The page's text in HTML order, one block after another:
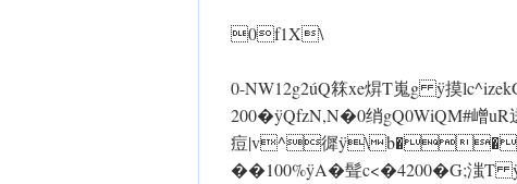
0f1X\
0-N W12g2úQ箖xe焺 T嵬g ÿ摸
200� ÿQfzN,N�0绡
痘|v^徲
��100% ÿA�髶c<�4200�G;滍